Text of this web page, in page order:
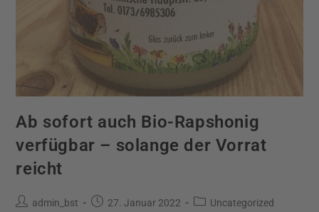
Ab sofort auch Bio-Rapshonig
verfügbar – solange der Vorrat
reicht
admin_bst 27. Januar 2022 Uncategorized